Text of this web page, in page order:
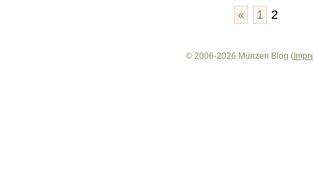
« 1 2
© 2006-2026 Münzen Blog (